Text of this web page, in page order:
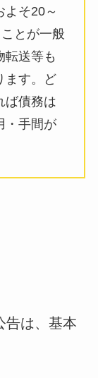
よそ20～
とが一般
転送等も
ます。ど
ば債務は
・手間が
告は、基本